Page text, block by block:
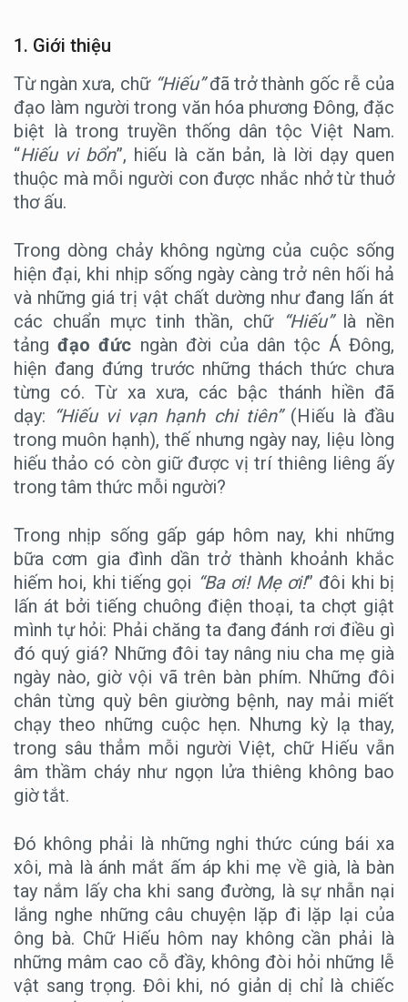
1. Giới thiệu
Từ ngàn xưa, chữ “Hiếu”đã trở thành gốc rễ của
đạo làm người trong văn hóa phương Đông, đặc
biệt là trong truyền thống dân tộc Việt Nam.
“Hiếu vi bổn”, hiếu là căn bản, là lời dạy quen
thuộc mà mỗi người con được nhắc nhở từ thuở
thơ ấu.
Trong dòng chảy không ngừng của cuộc sống
hiện đại, khi nhịp sống ngày càng trở nên hối hả
và những giá trị vật chất dường như đang lấn át
các chuẩn mực tinh thần, chữ “Hiếu”là nền
tảngđạo đức ngàn đời của dân tộc Á Đông,
hiện đang đứng trước những thách thức chưa
từng có. Từ xa xưa, các bậc thánh hiền đã
dạy: “Hiếu vi vạn hạnh chi tiên”(Hiếu là đầu
trong muôn hạnh), thế nhưng ngày nay, liệu lòng
hiếu thảo có còn giữ được vị trí thiêng liêng ấy
trong tâm thức mỗi người?
Trong nhịp sống gấp gáp hôm nay, khi những
bữa cơm gia đình dần trở thành khoảnh khắc
hiếm hoi, khi tiếng gọi “Ba ơi! Mẹ ơi!” đôi khi bị
lấn át bởi tiếng chuông điện thoại, ta chợt giật
mình tự hỏi: Phải chăng ta đang đánh rơi điều gì
đó quý giá? Những đôi tay nâng niu cha mẹ già
ngày nào, giờ vội vã trên bàn phím. Những đôi
chân từng quỳ bên giường bệnh, nay mải miết
chạy theo những cuộc hẹn. Nhưng kỳ lạ thay,
trong sâu thẳm mỗi người Việt, chữ Hiếu vẫn
âm thầm cháy như ngọn lửa thiêng không bao
giờ tắt.
Đó không phải là những nghi thức cúng bái xa
xôi, mà là ánh mắt ấm áp khi mẹ về già, là bàn
tay nắm lấy cha khi sang đường, là sự nhẫn nại
lắng nghe những câu chuyện lặp đi lặp lại của
ông bà. Chữ Hiếu hôm nay không cần phải là
những mâm cao cỗ đầy, không đòi hỏi những lễ
vật sang trọng. Đôi khi, nó giản dị chỉ là chiếc